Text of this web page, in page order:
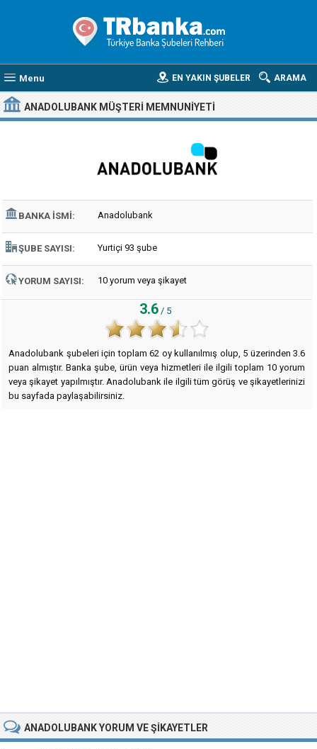
Menu ARAMA
EN YAKIN ŞUBELER
ANADOLUBANK MÜŞTERI MEMNUNIYETI
BANKA İSMI: Anadolubank
ŞUBE SAYISI: Yurtiçi 93 şube
YORUM SAYISI: 10 yorum veya şikayet
3.6/ 5
Anadolubank şubeleri için toplam62 oy kullanılmış olup, 5 üzerinden3.6
puan almıştır. Banka şube, ürün veya hizmetleri ile ilgili toplam 10 yorum
veya şikayet yapılmıştır. Anadolubank ile ilgili tüm görüş ve şikayetlerinizi
bu sayfada paylaşabilirsiniz.
ANADOLUBANK YORUM VE ŞIKAYETLER